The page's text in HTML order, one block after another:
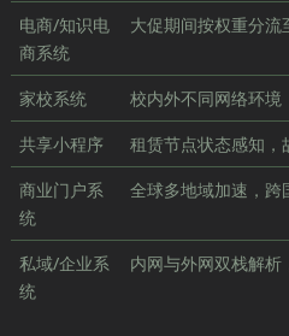
电商/知识电
商系统
大促期间按权重分
家校系统
校内外不同网络环
共享小程序
租赁节点状态感知，
商业门户系
统
全球多地域加速，
私域/企业系
统
内网与外网双栈解析